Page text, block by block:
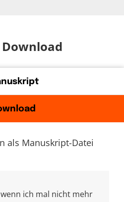
als Manuskript-Datei
ich mal nicht mehr